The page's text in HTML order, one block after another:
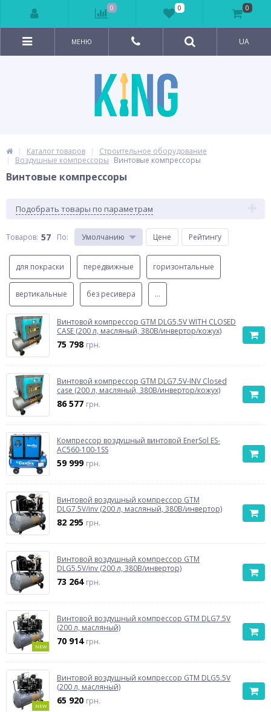
МЕНЮ UA
Каталог товаров
Строительное оборудование
Воздушные компрессоры Винтовые компрессоры
Винтовые компрессоры
Подобрать товары по параметрам
Товаров: 57 По: Умолчанию Цене Рейтингу
для покраски передвижные горизонтальные
вертикальные без ресивера ...
Винтовой компрессор GTM DLG5.5V WITH CLOSED
CASE (200 л, масляный, 380В/инвертор/кожух)
75 798 грн.
Винтовой компрессор GTM DLG7.5V-INV Closed
case (200 л, масляный, 380В/инвертор/кожух)
86 577 грн.
Компрессор воздушный винтовой EnerSol ES-
AC560-100-1SS
59 999 грн.
Винтовой воздушный компрессор GTM
DLG7.5V/inv (200 л, масляный, 380В/инвертор)
82 295 грн.
Винтовой воздушный компрессор GTM
DLG5.5V/inv (200 л, 380В/инвертор)
73 264 грн.
NEW
Винтовой воздушный компрессор GTM DLG7.5V
(200 л, масляный)
70 914 грн.
NEW
Винтовой воздушный компрессор GTM DLG5.5V
(200 л, масляный)
65 920 грн.
0 0 0